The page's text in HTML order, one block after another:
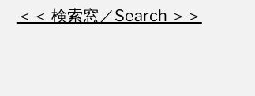
＜＜ 検索窓／Search ＞＞